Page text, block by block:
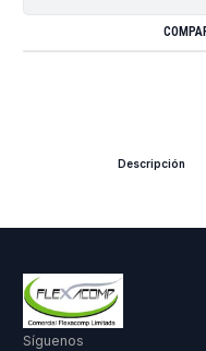
Descripción
Síguenos